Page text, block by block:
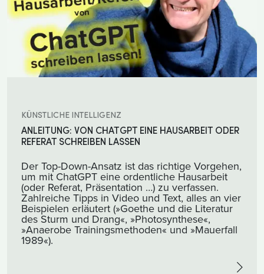
ANLEITUNG: VON CHATGPT EINE HAUSARBEIT ODER
REFERAT SCHREIBEN LASSEN
KÜNSTLICHE INTELLIGENZ
Der Top-Down-Ansatz ist das richtige Vorgehen,
um mit ChatGPT eine ordentliche Hausarbeit
(oder Referat, Präsentation …) zu verfassen.
Zahlreiche Tipps in Video und Text, alles an vier
Beispielen erläutert (»Goethe und die Literatur
des Sturm und Drang«, »Photosynthese«,
»Anaerobe Trainingsmethoden« und »Mauerfall
1989«).